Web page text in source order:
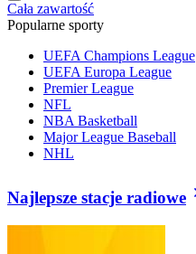
Cała zawartość
Popularne sporty
UEFA Champions League
UEFA Europa League
Premier League
NFL
NBA Basketball
Major League Baseball
NHL
Najlepsze stacje radiowe